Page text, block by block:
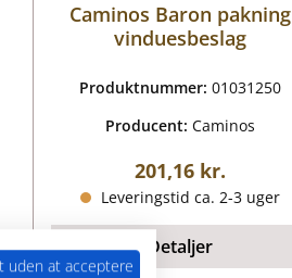
Caminos Baron pakning
vinduesbeslag
Produktnummer:01031250
Producent:Caminos
Almindelig pris:
201,16 kr.
Leveringstid ca. 2-3 uger
Detaljer
uden at acceptere